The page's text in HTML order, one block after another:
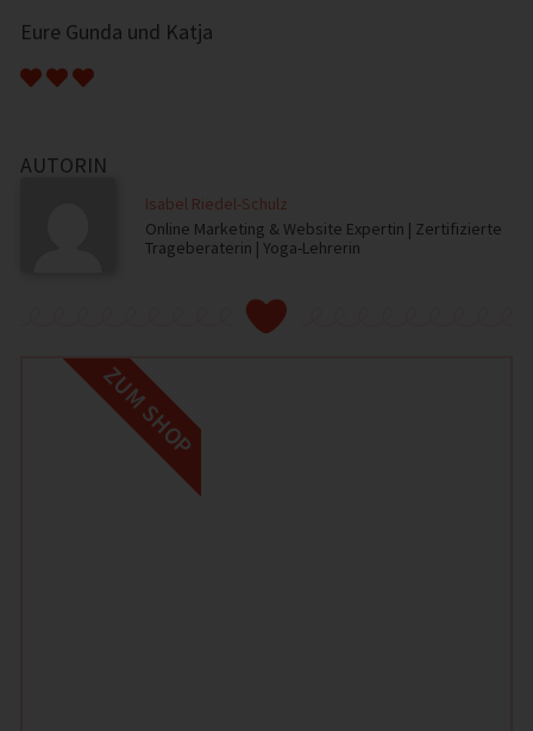
Eure Gunda und Katja
AUTORIN
Isabel Riedel-Schulz
Online Marketing & Website Expertin | Zertifizierte
Trageberaterin | Yoga-Lehrerin
ZUM SHOP